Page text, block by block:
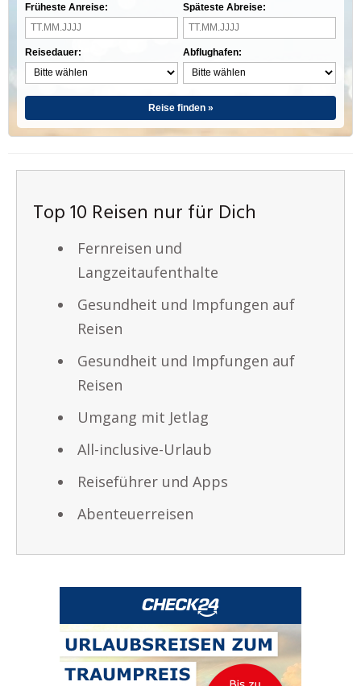
Früheste Anreise:
Reisedauer:
Späteste Abreise:
Abflughafen:
Reise finden »
Top 10 Reisen nur für Dich
Fernreisen und
Langzeitaufenthalte
Gesundheit und Impfungen auf
Reisen
Gesundheit und Impfungen auf
Reisen
Umgang mit Jetlag
All-inclusive-Urlaub
Reiseführer und Apps
Abenteuerreisen